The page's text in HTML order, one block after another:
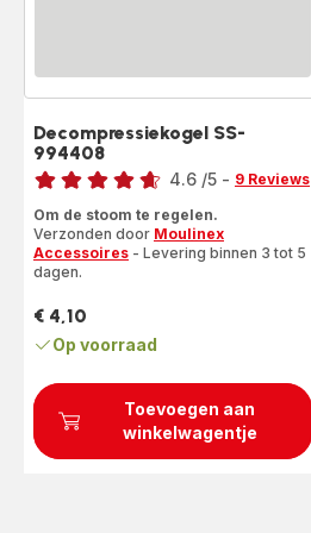
Toevoegen aan
winkelwagentje
Decompressiekogel SS-
994408
Beoordeling
4.6 /5 - 9 Reviews
Om de stoom te regelen.
Verzonden door Moulinex
Accessoires - Levering binnen 3 tot 5
dagen.
Prijs
€ 4,10
Op voorraad